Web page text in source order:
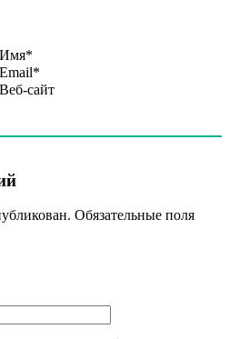
Имя*
Email*
Веб-сайт
Обязательные поля